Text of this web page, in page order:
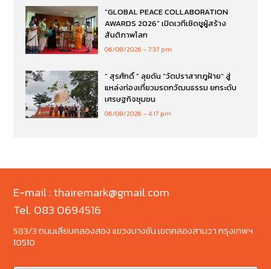
“GLOBAL PEACE COLLABORATION
AWARDS 2026” เปิดเวทีเชิดชูผู้สร้าง
สันติภาพโลก
06/08/2026 7:37 pm
“ สุรศักดิ์ ” ลุยดัน “วัดปราสาทภูฝ้าย” สู่
แหล่งท่องเที่ยวมรดกวัฒนธรรม ยกระดับ
เศรษฐกิจชุมชน
06/08/2026 4:17 pm
E-mail : thairemark@gmail.com
Tel. 083 0694516
583/3 ถนนเลียบคลองสอง แขวงบางชัน เขตคลองสามวา กรุงเทพฯ
10510